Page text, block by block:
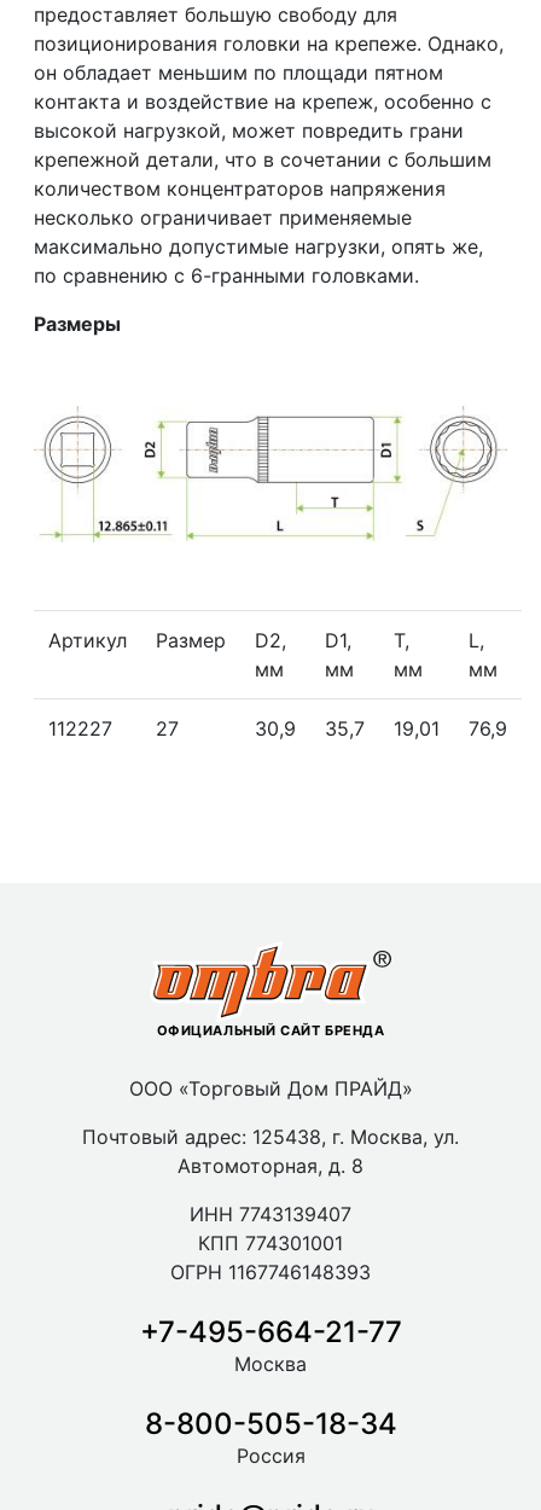
предоставляет большую свободу для
позиционирования головки на крепеже. Однако,
он обладает меньшим по площади пятном
контакта и воздействие на крепеж, особенно с
высокой нагрузкой, может повредить грани
крепежной детали, что в сочетании с большим
количеством концентраторов напряжения
несколько ограничивает применяемые
максимально допустимые нагрузки, опять же,
по сравнению с 6-гранными головками.
Размеры
Артикул Размер
D2,
мм
D1,
мм
Т,
мм
L,
мм
112227 27 30,9 35,7 19,01 76,9
ОФИЦИАЛЬНЫЙ САЙТ БРЕНДА
ООО «Торговый Дом ПРАЙД»
Почтовый адрес: 125438, г. Москва, ул.
Автомоторная, д. 8
ИНН 7743139407
КПП 774301001
ОГРН 1167746148393
+7-495-664-21-77
Москва
8-800-505-18-34
Россия